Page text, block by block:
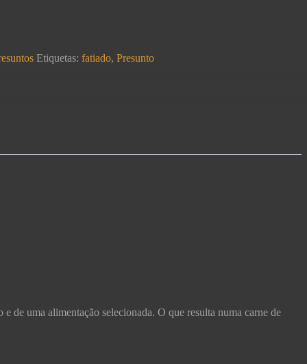
Etiquetas:fatiado,Presunto
de uma alimentação selecionada. O que resulta numa carne de